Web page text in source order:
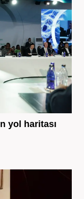
yol haritası